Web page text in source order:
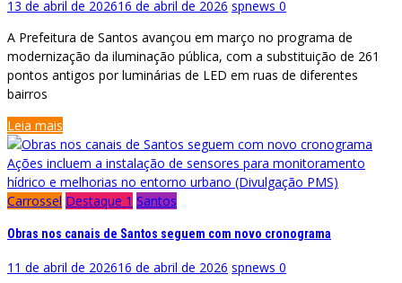
13 de abril de 202616 de abril de 2026 spnews 0
A Prefeitura de Santos avançou em março no programa de
modernização da iluminação pública, com a substituição de 261
pontos antigos por luminárias de LED em ruas de diferentes
bairros
Leia mais
Ações incluem a instalação de sensores para monitoramento
hídrico e melhorias no entorno urbano (Divulgação PMS)
Carrossel Destaque 1 Santos
Obras nos canais de Santos seguem com novo cronograma
11 de abril de 202616 de abril de 2026 spnews 0